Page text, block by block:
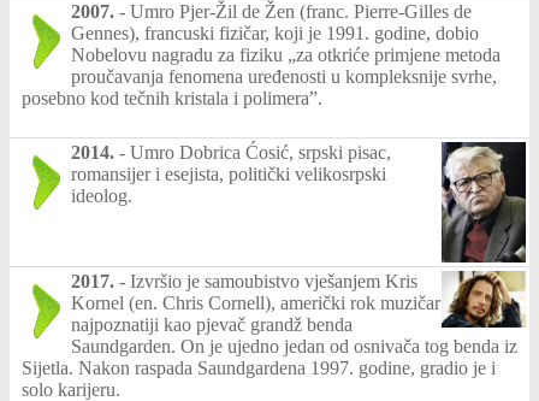
2007. - Umro Pjer-Žil de Žen (franc. Pierre-Gilles de
Gennes), francuski fizičar, koji je 1991. godine, dobio
Nobelovu nagradu za fiziku „za otkriće primjene metoda
proučavanja fenomena uređenosti u kompleksnije svrhe,
posebno kod tečnih kristala i polimera”.
2014. - Umro Dobrica Ćosić, srpski pisac,
romansijer i esejista, politički velikosrpski
ideolog.
2017. - Izvršio je samoubistvo vješanjem Kris
Kornel (en. Chris Cornell), američki rok muzičar
najpoznatiji kao pjevač grandž benda
Saundgarden. On je ujedno jedan od osnivača tog benda iz
Sijetla. Nakon raspada Saundgardena 1997. godine, gradio je i
solo karijeru.